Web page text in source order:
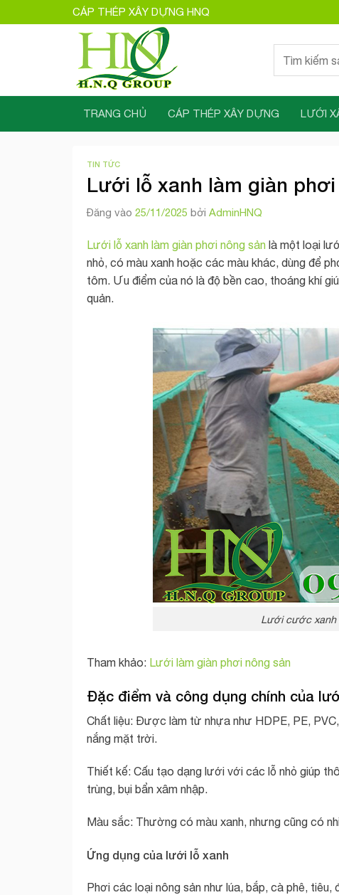
qua
CÁP THÉP XÂY DỰNG HNQ
Tìm
TRANG CHỦ CÁP THÉP XÂY DỰNG LƯỚI
TIN TỨC
Lưới lỗ xanh làm giàn phơi
Đăng vào 25/11/2025 bởi AdminHNQ
Lưới lỗ xanh làm giàn phơi nông sản là một loại
nhỏ, có màu xanh hoặc các màu khác, dùng để
tôm. Ưu điểm của nó là độ bền cao, thoáng khí
quản.
Lưới cước xanh
Tham khảo: Lưới làm giàn phơi nông sản
Đặc điểm và công dụng chính của
Chất liệu: Được làm từ nhựa như HDPE, PE,
nắng mặt trời.
Thiết kế: Cấu tạo dạng lưới với các lỗ nhỏ giúp
trùng, bụi bẩn xâm nhập.
Màu sắc: Thường có màu xanh, nhưng cũng có
Ứng dụng của lưới lỗ xanh
Phơi các loại nông sản như lúa, bắp, cà phê,